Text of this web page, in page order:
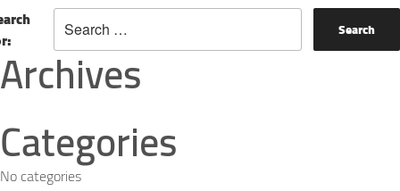
Archives
Categories
No categories